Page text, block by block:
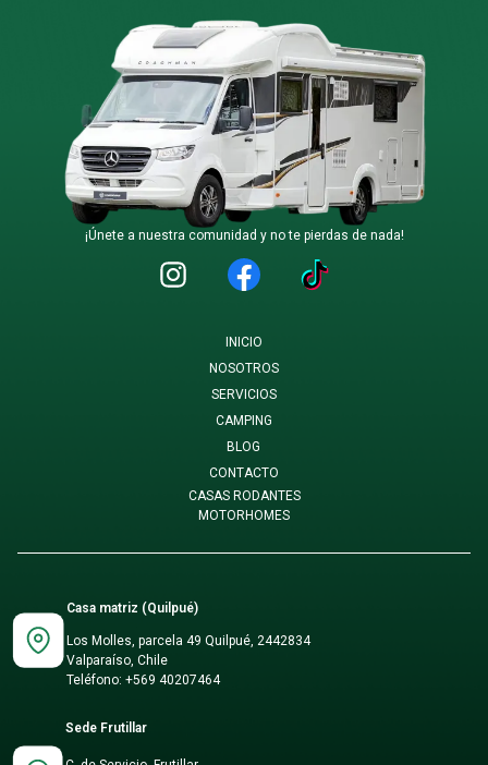
¡Únete a nuestra comunidad y no te pierdas de nada!
INICIO
NOSOTROS
SERVICIOS
CAMPING
BLOG
CONTACTO
CASAS RODANTES
MOTORHOMES
Casa matriz (Quilpué)
Los Molles, parcela 49 Quilpué, 2442834
Valparaíso, Chile
Teléfono: +569 40207464
Sede Frutillar